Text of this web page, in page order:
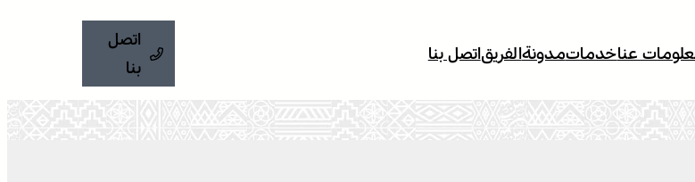
عناخدماتمدونةالفريقاتصل بنا
اتصل
بنا